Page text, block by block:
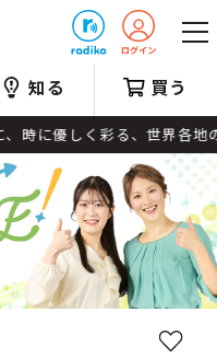
知る 買う
のダンスミュ